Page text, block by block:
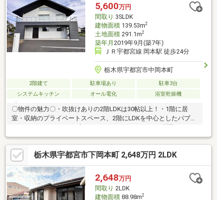
5,600万円
間取り 3SLDK
建物面積139.53m2
土地面積291.1m2
築年月 2019年9月(築7年)
ＪＲ宇都宮線 岡本駅 徒歩24分
栃木県宇都宮市中岡本町
2階建て 駐車場あり
駐車3台
システムキッチン
オール電化 浴室乾燥機
〇物件の魅力〇・吹抜けありの2階LDKは30帖以上！・1階に居
室・収納のプライベートスペース、2階にLDKを中心としたパブリ
ックスペースとコンセプトがしっかりしたこだわりの間取です♪・
約14帖のロフト付き♪■充実の周辺環境■・サンユー 奈坪店まで
334ｍ(徒歩約5分)・セブン-イレブン 河内奈坪台店まで75ｍ(徒歩
約1分)・奈坪ニュータウン第二公園まで205ｍ(徒歩約3分)◆住宅
ローン相談実施中◆～住宅ローンの不安な点や疑問について安心
して住宅購入できるよう、最後までサポートいたします～どんな
お悩みにもお応えいたします！些細な事でもお気軽にご相談くだ
さい♪
栃木県宇都宮市下岡本町 2,648万円 2LDK
2,648万円
間取り 2LDK
建物面積88.98m2